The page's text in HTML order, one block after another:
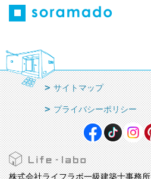
サイトマップ
プライバシーポリシー
株式会社ライフラボ一級建築士事務所